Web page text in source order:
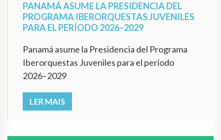
PANAMÁ ASUME LA PRESIDENCIA DEL
PROGRAMA IBERORQUESTAS JUVENILES
PARA EL PERÍODO 2026–2029
Panamá asume la Presidencia del Programa
Iberorquestas Juveniles para el período
2026–2029
LER MAIS